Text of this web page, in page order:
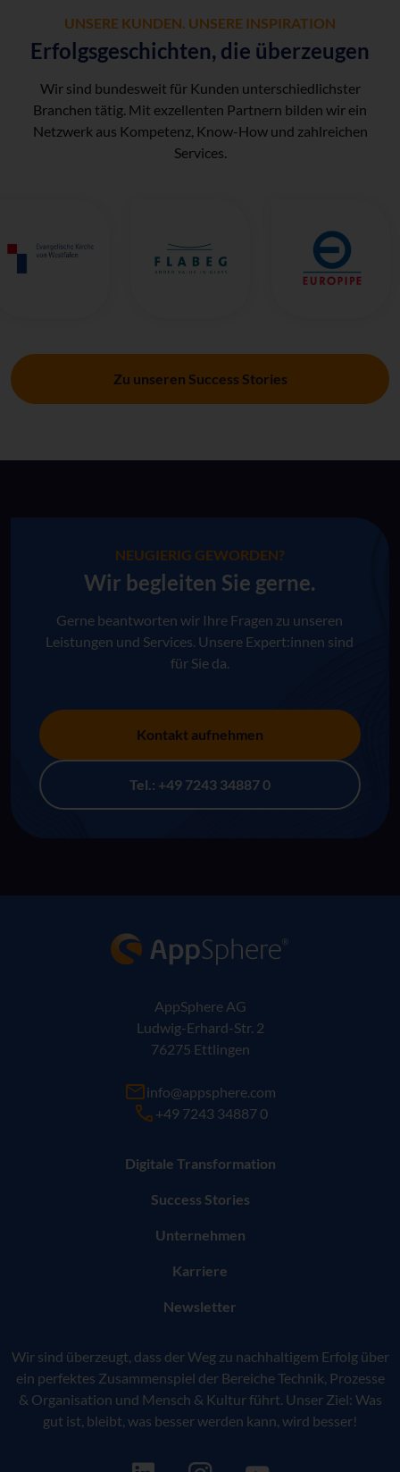
UNSERE KUNDEN. UNSERE INSPIRATION
Erfolgsgeschichten, die überzeugen
Wir sind bundesweit für Kunden unterschiedlichster
Branchen tätig. Mit exzellenten Partnern bilden wir ein
Netzwerk aus Kompetenz, Know-How und zahlreichen
Services.
Zu unseren Success Stories
NEUGIERIG GEWORDEN?
Wir begleiten Sie gerne.
Gerne beantworten wir Ihre Fragen zu unseren
Leistungen und Services. Unsere Expert:innen sind
für Sie da.
Kontakt aufnehmen
Tel.: +49 7243 34887 0
AppSphere IT-Lösungsanbieter
AppSphere AG
Ludwig-Erhard-Str. 2
76275 Ettlingen
info@appsphere.com
+49 7243 34887 0
Digitale Transformation
Success Stories
Unternehmen
Karriere
Newsletter
Wir sind überzeugt, dass der Weg zu nachhaltigem Erfolg über
ein perfektes Zusammenspiel der Bereiche Technik, Prozesse
& Organisation und Mensch & Kultur führt. Unser Ziel: Was
gut ist, bleibt, was besser werden kann, wird besser!